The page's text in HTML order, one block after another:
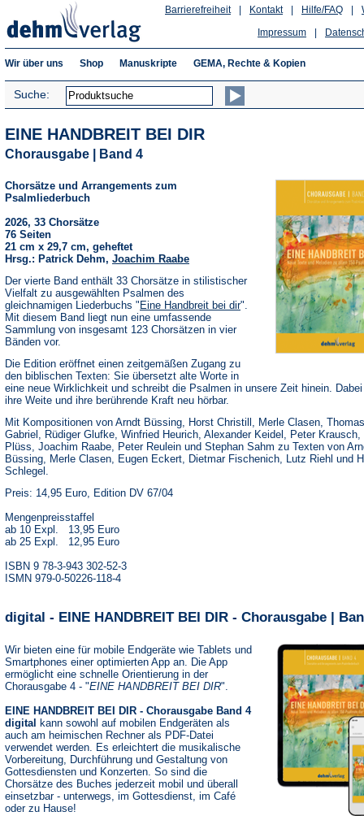
Hilfe/FAQ
Kontakt
Barrierefreiheit
Impressum
Wir über uns Shop Manuskripte GEMA, Rechte & Kopien
Suche:
EINE HANDBREIT BEI DIR
Chorausgabe | Band 4
Chorsätze und Arrangements zum
Psalmliederbuch
2026, 33 Chorsätze
76 Seiten
21 cm x 29,7 cm, geheftet
Hrsg.: Patrick Dehm, Joachim Raabe
Der vierte Band enthält 33 Chorsätze in stilistischer
Vielfalt zu ausgewählten Psalmen des
gleichnamigen Liederbuchs " Eine Handbreit bei dir".
Mit diesem Band liegt nun eine umfassende
Sammlung von insgesamt 123 Chorsätzen in vier
Bänden vor.
Die Edition eröffnet einen zeitgemäßen Zugang zu
den biblischen Texten: Sie übersetzt alte Worte in
eine neue Wirklichkeit und schreibt die Psalmen in unsere Zeit hinein. Dabei
ihre Weite und ihre berührende Kraft neu hörbar.
Mit Kompositionen von Arndt Büssing, Horst Christill, Merle Clasen, Thomas
Gabriel, Rüdiger Glufke, Winfried Heurich, Alexander Keidel, Peter Krausch,
Plüss, Joachim Raabe, Peter Reulein und Stephan Sahm zu Texten von
Büssing, Merle Clasen, Eugen Eckert, Dietmar Fischenich, Lutz Riehl und
Schlegel.
Preis: 14,95 Euro, Edition DV 67/04
Mengenpreisstaffel
ab 10 Expl. 13,95 Euro
ab 25 Expl. 12,95 Euro
ISBN 9 78-3-943 302-52-3
ISMN 979-0-50226-118-4
digital - EINE HANDBREIT BEI DIR - Chorausgabe |
Wir bieten eine für mobile Endgeräte wie Tablets und
Smartphones einer optimierten App an. Die App
ermöglicht eine schnelle Orientierung in der
Chorausgabe 4 - "EINE HANDBREIT BEI DIR".
EINE HANDBREIT BEI DIR - Chorausgabe Band 4
digital kann sowohl auf mobilen Endgeräten als
auch am heimischen Rechner als PDF-Datei
verwendet werden. Es erleichtert die musikalische
Vorbereitung, Durchführung und Gestaltung von
Gottesdiensten und Konzerten. So sind die
Chorsätze des Buches jederzeit mobil und überall
einsetzbar - unterwegs, im Gottesdienst, im Café
oder zu Hause!